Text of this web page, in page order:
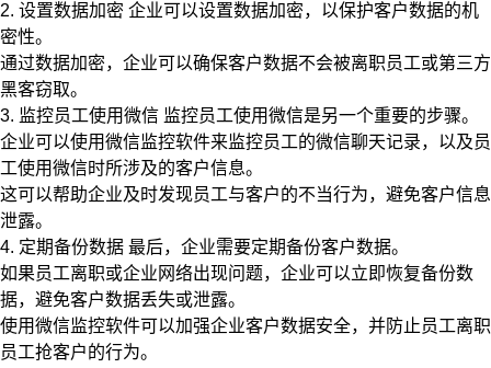
2. 设置数据加密 企业可以设置数据加密，以保护客户数据的机
密性。
通过数据加密，企业可以确保客户数据不会被离职员工或第三方
黑客窃取。
3. 监控员工使用微信 监控员工使用微信是另一个重要的步骤。
企业可以使用微信监控软件来监控员工的微信聊天记录，以及员
工使用微信时所涉及的客户信息。
这可以帮助企业及时发现员工与客户的不当行为，避免客户信息
泄露。
4. 定期备份数据 最后，企业需要定期备份客户数据。
如果员工离职或企业网络出现问题，企业可以立即恢复备份数
据，避免客户数据丢失或泄露。
使用微信监控软件可以加强企业客户数据安全，并防止员工离职
员工抢客户的行为。